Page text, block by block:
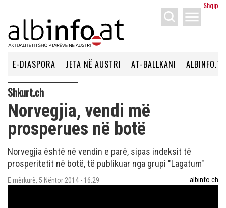
Shqip
menu
E-DIASPORA JETA NË AUSTRI AT-BALLKANI ALBINFO.TV
Shkurt.ch
Norvegjia, vendi më
prosperues në botë
Norvegjia është në vendin e parë, sipas indeksit të
prosperitetit në botë, të publikuar nga grupi "Lagatum"
E mërkurë, 5 Nëntor 2014 - 16:29 albinfo.ch